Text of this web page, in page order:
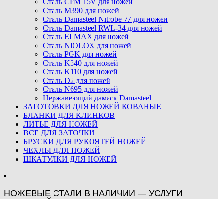
Сталь M390 для ножей
Сталь Damasteel Nitrobe 77 для ножей
Сталь Damasteel RWL-34 для ножей
Сталь ELMAX для ножей
Сталь NIOLOX для ножей
Сталь PGK для ножей
Сталь K340 для ножей
Сталь K110 для ножей
Сталь D2 для ножей
Сталь N695 для ножей
Нержавеющий дамаск Damasteel
ЗАГОТОВКИ ДЛЯ НОЖЕЙ КОВАНЫЕ
БЛАНКИ ДЛЯ КЛИНКОВ
ЛИТЬЕ ДЛЯ НОЖЕЙ
ВСЕ ДЛЯ ЗАТОЧКИ
БРУСКИ ДЛЯ РУКОЯТЕЙ НОЖЕЙ
ЧЕХЛЫ ДЛЯ НОЖЕЙ
ШКАТУЛКИ ДЛЯ НОЖЕЙ
НОЖЕВЫЕ СТАЛИ В НАЛИЧИИ — УСЛУГИ